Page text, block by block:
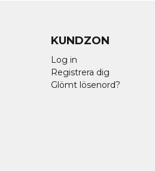
KUNDZON
Log in
Registrera dig
Glömt lösenord?